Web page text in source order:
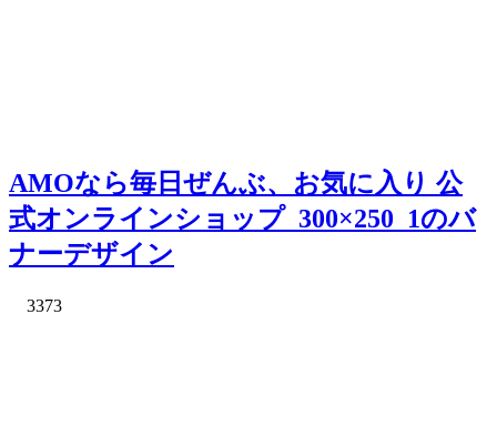
AMOなら毎日ぜんぶ、お気に入り 公
式オンラインショップ_300×250_1のバ
ナーデザイン
3373